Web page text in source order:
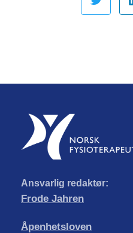
Ansvarlig redaktør:
Frode Jahren
Åpenhetsloven